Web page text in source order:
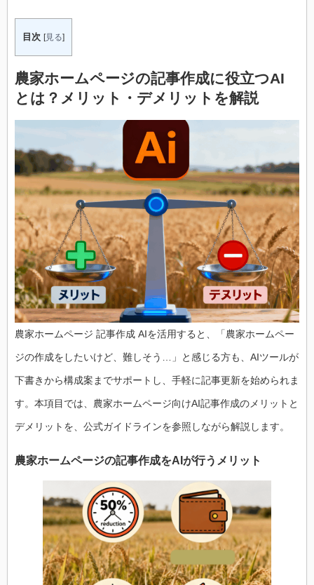
目次 [見る]
農家ホームページの記事作成に役立つAI
とは？メリット・デメリットを解説
農家ホームページ 記事作成 AIを活用すると、「農家ホームペー
ジの作成をしたいけど、難しそう…」と感じる方も、AIツールが
下書きから構成案までサポートし、手軽に記事更新を始められま
す。本項目では、農家ホームページ向けAI記事作成のメリットと
デメリットを、公式ガイドラインを参照しながら解説します。
農家ホームページの記事作成をAIが行うメリット